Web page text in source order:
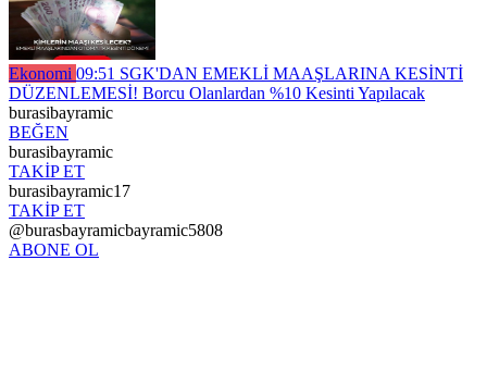
Ekonomi 09:51 SGK'DAN EMEKLİ MAAŞLARINA KESİNTİ
DÜZENLEMESİ! Borcu Olanlardan %10 Kesinti Yapılacak
burasibayramic
BEĞEN
burasibayramic
TAKİP ET
burasibayramic17
TAKİP ET
@burasbayramicbayramic5808
ABONE OL